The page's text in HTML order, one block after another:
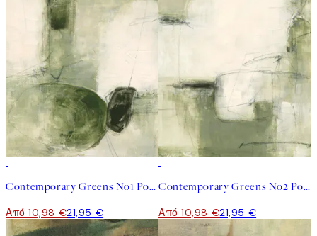
Contemporary Greens No1 Poster
Από 10,98 €21,95 €
Contemporary Greens No2 Poster
Από 10,98 €21,95 €